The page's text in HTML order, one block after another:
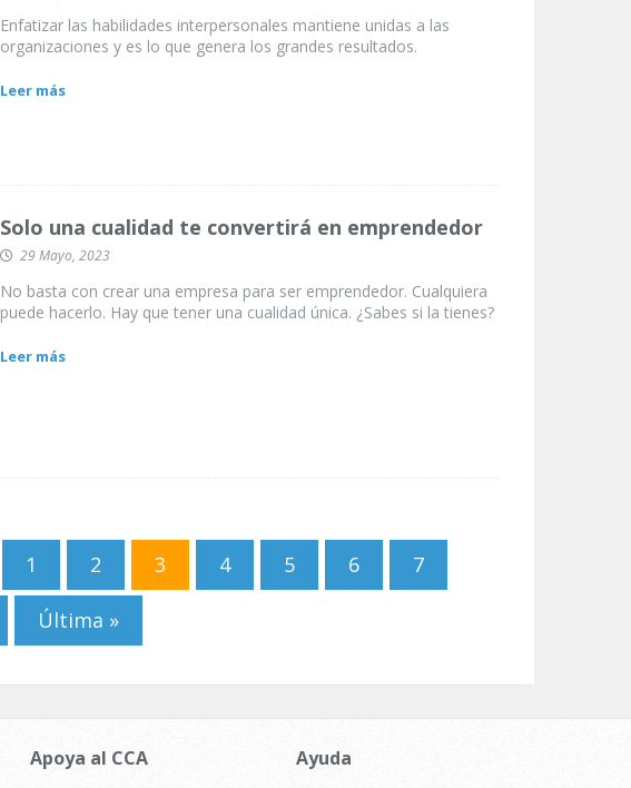
Enfatizar las habilidades interpersonales mantiene unidas a las
organizaciones y es lo que genera los grandes resultados.
Leer más
Solo una cualidad te convertirá en emprendedor
29 Mayo, 2023
No basta con crear una empresa para ser emprendedor. Cualquiera
puede hacerlo. Hay que tener una cualidad única. ¿Sabes si la tienes?
Leer más
1 2 3 4 5 6 7
Última »
Apoya al CCA Ayuda